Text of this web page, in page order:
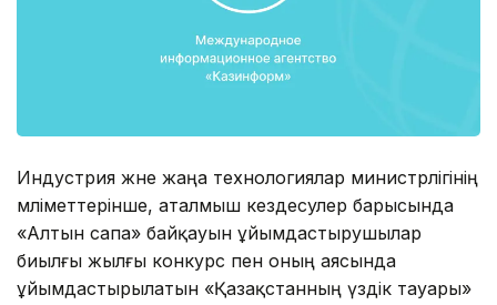
Индустрия және жаңа технологиялар министрлігінің
мәліметтерінше, аталмыш кездесулер барысында
«Алтын сапа» байқауын ұйымдастырушылар
биылғы жылғы конкурс пен оның аясында
ұйымдастырылатын «Қазақстанның үздік тауары»